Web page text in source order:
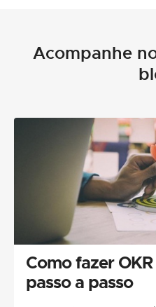
Acompanhe
Como fazer
passo a passo